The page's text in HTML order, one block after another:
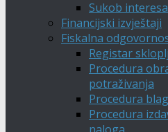
Sukob interesa
Financijski izvještaji
Fiskalna
Registar
Procedura
potraživanja
Procedura
Procedura